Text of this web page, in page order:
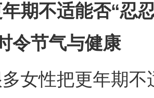
不适能否“忍忍
令节气与健康
性把更年期不